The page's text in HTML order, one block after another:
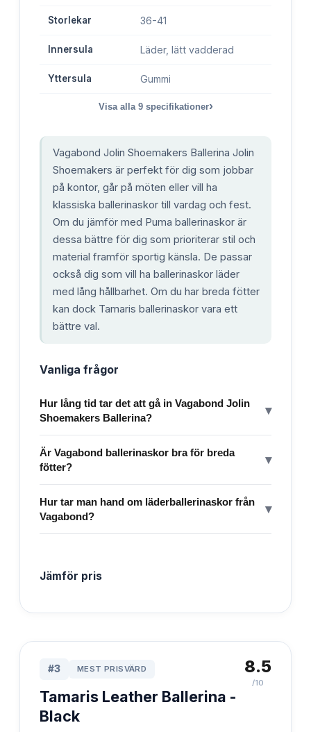
Storlekar 36-41
Innersula Läder, lätt vadderad
Yttersula Gummi
Visa alla 9specifikationer›
Vagabond Jolin Shoemakers Ballerina Jolin
Shoemakers är perfekt för dig som jobbar
på kontor, går på möten eller vill ha
klassiska ballerinaskor till vardag och fest.
Om du jämför med Puma ballerinaskor är
dessa bättre för dig som prioriterar stil och
material framför sportig känsla. De passar
också dig som vill ha ballerinaskor läder
med lång hållbarhet. Om du har breda fötter
kan dock Tamaris ballerinaskor vara ett
bättre val.
Vanliga frågor
Hur lång tid tar det att gå in Vagabond Jolin
Shoemakers Ballerina?
▾
Är Vagabond ballerinaskor bra för breda
fötter?
▾
Hur tar man hand om läderballerinaskor från
Vagabond?
▾
Jämför pris
#3 MEST PRISVÄRD
Tamaris Leather Ballerina -
Black
8.5
/10